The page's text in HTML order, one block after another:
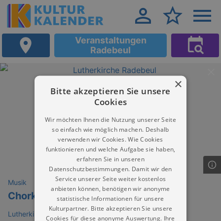
Veranstaltungen
Radebeul
Musik
Chorkonzert mit anima nordica
Lutherkirche Radebeul
×
Bitte akzeptieren Sie unsere
Cookies
Wir möchten Ihnen die Nutzung unserer Seite
so einfach wie möglich machen. Deshalb
verwenden wir Cookies. Wie Cookies
funktionieren und welche Aufgabe sie haben,
erfahren Sie in unseren
Datenschutzbestimmungen. Damit wir den
Service unserer Seite weiter kostenlos
anbieten können, benötigen wir anonyme
statistische Informationen für unsere
Kulturpartner. Bitte akzeptieren Sie unsere
Cookies für diese anonyme Auswertung. Ihre